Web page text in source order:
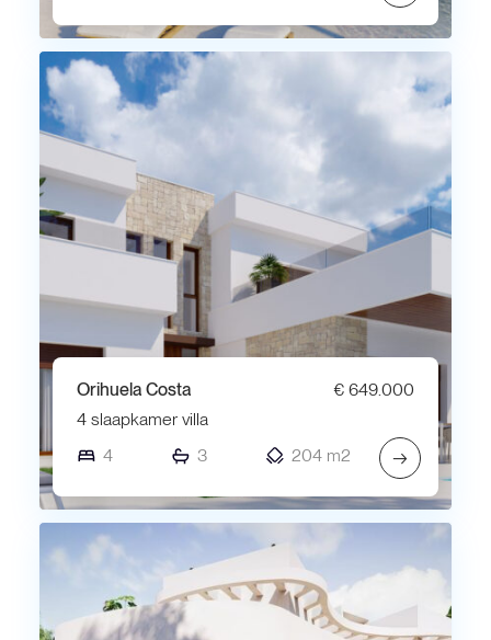
Orihuela Costa
€ 649.000
4 slaapkamer villa
4
3 204 m2 →